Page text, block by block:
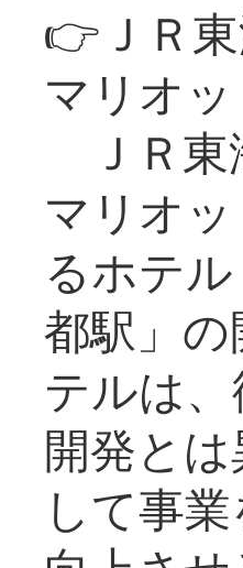
👉ＪＲ
マリオ
ＪＲ東
マリオ
るホテ
都駅」
テルは
開発と
して事